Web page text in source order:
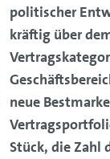
politischer
kräftig über
neue
Stück, die Zahl